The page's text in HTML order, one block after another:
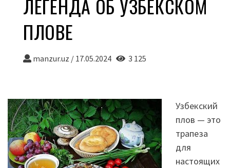
ЛЕГЕНДА ОБ УЗБЕКСКОМ
ПЛОВЕ
manzur.uz / 17.05.2024 3 125
Узбекский
плов — это
трапеза
для
настоящих